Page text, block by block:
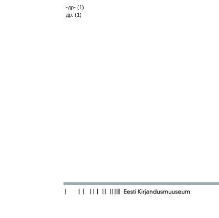
-др- (1)
др. (1)